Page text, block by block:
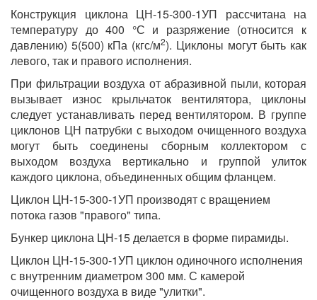
Конструкция циклона ЦН-15-300-1УП рассчитана на
температуру до 400 °С и разряжение (относится к
давлению) 5(500) кПа (кгс/м2). Циклоны могут быть как
левого, так и правого исполнения.
При фильтрации воздуха от абразивной пыли, которая
вызывает износ крыльчаток вентилятора, циклоны
следует устанавливать перед вентилятором. В группе
циклонов ЦН патрубки с выходом очищенного воздуха
могут быть соединены сборным коллектором с
выходом воздуха вертикально и группой улиток
каждого циклона, объединенных общим фланцем.
Циклон ЦН-15-300-1УП производят с вращением
потока газов "правого" типа.
Бункер циклона ЦН-15 делается в форме пирамиды.
Циклон ЦН-15-300-1УП циклон одиночного исполнения
с внутренним диаметром 300 мм. С камерой
очищенного воздуха в виде "улитки".